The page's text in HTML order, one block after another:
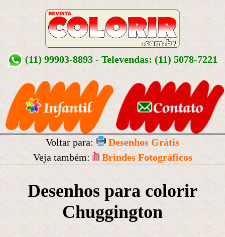
(11) 99903-8893 - Televendas: (11) 5078-7221
Voltar para:
Desenhos Grátis
Veja também:
Brindes Fotográficos
Desenhos para colorir
Chuggington